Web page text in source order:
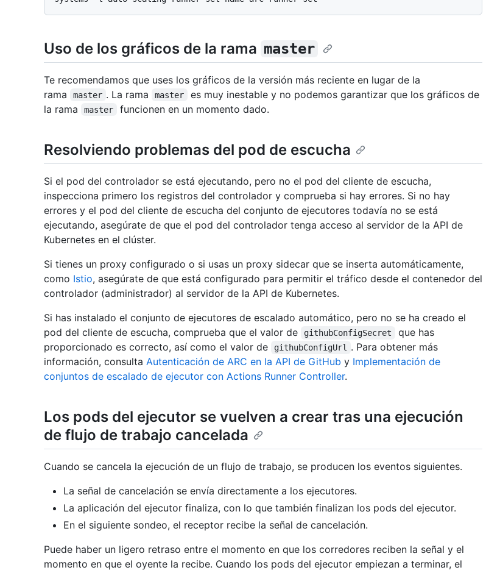
Uso de los gráficos de la rama master
Te recomendamos que uses los gráficos de la versión más reciente en lugar de la
rama
master . La rama master
es muy inestable y no podemos garantizar que los gráficos de
la rama
master funcionen en un momento dado.
Resolviendo problemas del pod de escucha
Si el pod del controlador se está ejecutando, pero no el pod del cliente de escucha,
inspecciona primero los registros del controlador y comprueba si hay errores. Si no hay
errores y el pod del cliente de escucha del conjunto de ejecutores todavía no se está
ejecutando, asegúrate de que el pod del controlador tenga acceso al servidor de la API de
Kubernetes en el clúster.
Si tienes un proxy configurado o si usas un proxy sidecar que se inserta automáticamente,
como Istio, asegúrate de que está configurado para permitir el tráfico desde el contenedor del
controlador (administrador) al servidor de la API de Kubernetes.
Si has instalado el conjunto de ejecutores de escalado automático, pero no se ha creado el
pod del cliente de escucha, comprueba que el valor de
githubConfigSecret
que has
proporcionado es correcto, así como el valor de
githubConfigUrl
. Para obtener más
información, consulta Autenticación de ARC en la API de GitHub y Implementación de
conjuntos de escalado de ejecutor con Actions Runner Controller.
Los pods del ejecutor se vuelven a crear tras una ejecución
de flujo de trabajo cancelada
Cuando se cancela la ejecución de un flujo de trabajo, se producen los eventos siguientes.
La señal de cancelación se envía directamente a los ejecutores.
La aplicación del ejecutor finaliza, con lo que también finalizan los pods del ejecutor.
En el siguiente sondeo, el receptor recibe la señal de cancelación.
Puede haber un ligero retraso entre el momento en que los corredores reciben la señal y el
momento en que el oyente la recibe. Cuando los pods del ejecutor empiezan a terminar, el